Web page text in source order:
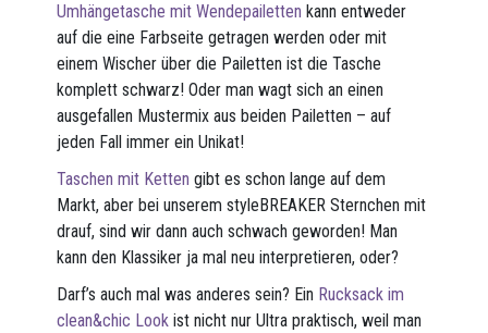
Umhängetasche mit Wendepailetten kann entweder
auf die eine Farbseite getragen werden oder mit
einem Wischer über die Pailetten ist die Tasche
komplett schwarz! Oder man wagt sich an einen
ausgefallen Mustermix aus beiden Pailetten – auf
jeden Fall immer ein Unikat!
Taschen mit Ketten gibt es schon lange auf dem
Markt, aber bei unserem styleBREAKER Sternchen mit
drauf, sind wir dann auch schwach geworden! Man
kann den Klassiker ja mal neu interpretieren, oder?
Darf’s auch mal was anderes sein? Ein Rucksack im
clean&chic Look ist nicht nur Ultra praktisch, weil man